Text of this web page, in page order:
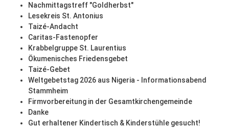
Nachmittagstreff "Goldherbst"
Lesekreis St. Antonius
Taizé-Andacht
Caritas-Fastenopfer
Krabbelgruppe St. Laurentius
Ökumenisches Friedensgebet
Taizé-Gebet
Weltgebetstag 2026 aus Nigeria - Informationsabend
Stammheim
Firmvorbereitung in der Gesamtkirchengemeinde
Danke
Gut erhaltener Kindertisch & Kinderstühle gesucht!